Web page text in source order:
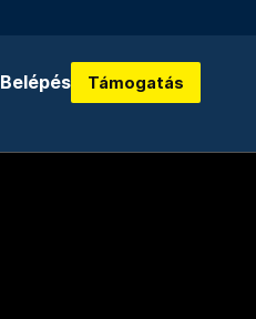
Belépés Támogatás